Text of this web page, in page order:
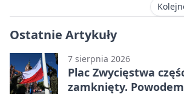
Ostatnie Artykuły
7 sierpnia 2026
Plac Zwycięstwa
zamknięty.